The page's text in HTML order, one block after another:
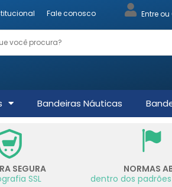
Fale conosco Entre
Bandeiras Náuticas
SEGURA
SSL
NORMAS
dentro dos